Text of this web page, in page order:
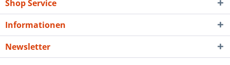
Shop Service
Informationen
Newsletter